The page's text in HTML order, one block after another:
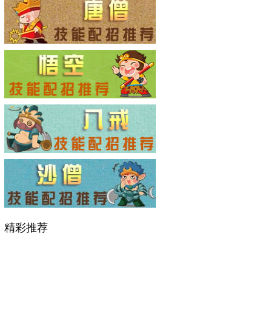
造梦西游OL论坛
精彩推荐